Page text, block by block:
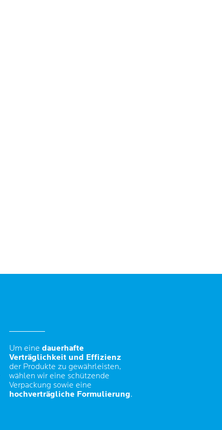
Um eine dauerhafte
Verträglichkeit und Effizienz
der Produkte zu gewährleisten,
wählen wir eine schützende
Verpackung sowie eine
hochverträgliche Formulierung.